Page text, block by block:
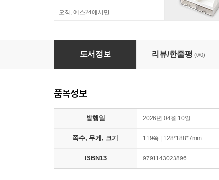
오직, 예스24에서만
AI와 철도 산업
도서정보 리뷰/한줄평 (0/0)
품목정보
발행일 2026년 04월 10일
쪽수, 무게, 크기 119쪽 | 128*188*7mm
ISBN13 9791143023896